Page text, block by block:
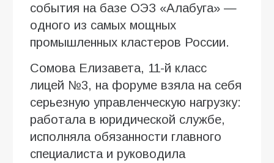
события на базе ОЭЗ «Алабуга» —
одного из самых мощных
промышленных кластеров России.
Сомова Елизавета, 11-й класс
лицей №3, на форуме взяла на себя
серьезную управленческую нагрузку:
работала в юридической службе,
исполняла обязанности главного
специалиста и руководила